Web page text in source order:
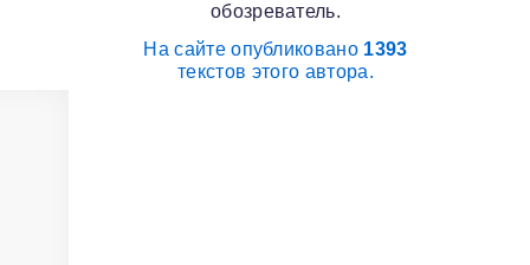
обозреватель.
На сайте опубликовано 1393
текстов этого автора.